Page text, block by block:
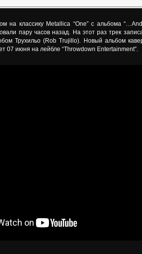
на классику Metallica “One” с альбома
пару часов назад. На этот раз трек
Трухильо (Rob Trujillo). Новый альбом
07 июня на лейбле “Throwdown Entertainment”.